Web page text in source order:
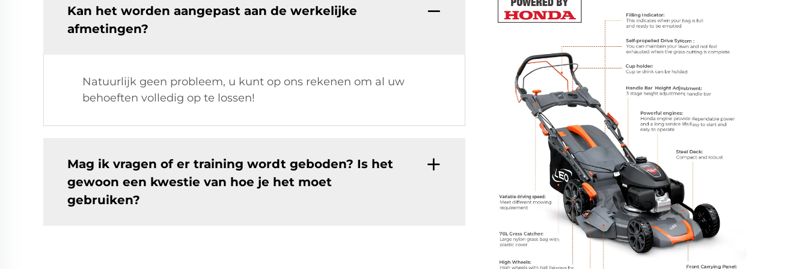
Kan het worden aangepast aan de werkelijke
afmetingen?
Natuurlijk geen probleem, u kunt op ons rekenen om al uw
behoeften volledig op te lossen!
Mag ik vragen of er training wordt geboden? Is het
gewoon een kwestie van hoe je het moet
gebruiken?